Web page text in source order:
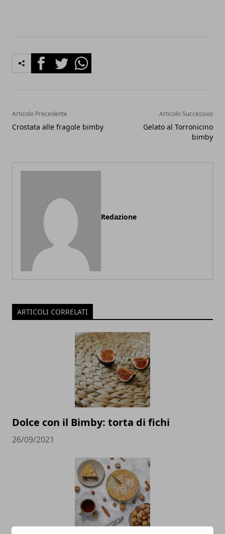
FacebookTwitterWhatsapp
Articolo Precedente
Crostata alle fragole bimby
Articolo Successivo
Gelato al Torronicino
bimby
Redazione
ARTICOLI CORRELATI
Dolce con il Bimby: torta di fichi
26/09/2021